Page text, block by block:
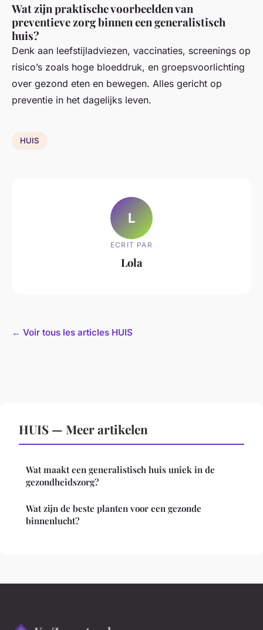
Wat zijn praktische voorbeelden van
preventieve zorg binnen een generalistisch
huis?
Denk aan leefstijladviezen, vaccinaties, screenings op
risico’s zoals hoge bloeddruk, en groepsvoorlichting
over gezond eten en bewegen. Alles gericht op
preventie in het dagelijks leven.
HUIS
L
ECRIT PAR
Lola
← Voir tous les articles HUIS
HUIS — Meer artikelen
Wat maakt een generalistisch huis uniek in de
gezondheidszorg?
Wat zijn de beste planten voor een gezonde
binnenlucht?